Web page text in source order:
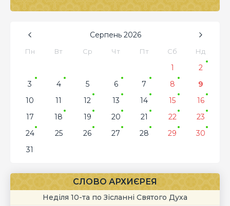
Серпень 2026
Пн Вт Ср Чт Пт Сб Нд
1
2
3
4 5 6 7 8
9
10
11 12 13 14 15
16
17
18 19 20 21 22
23
24
25 26 27 28 29
30
31
СЛОВО АРХИЄРЕЯ
Неділя 10-та по Зісланні Святого Духа